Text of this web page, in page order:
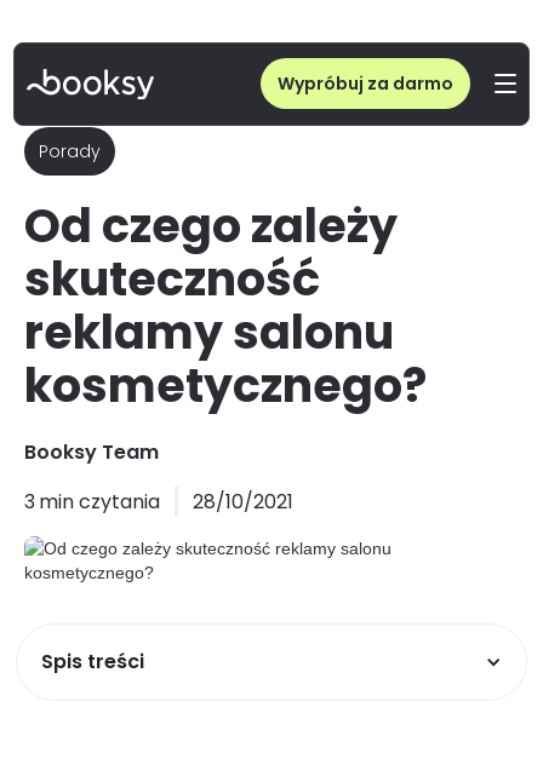
Wypróbuj za darmo
Porady
Od czego zależy
skuteczność
reklamy salonu
kosmetycznego?
Booksy Team
3min czytania 28/10/2021
Spis treści